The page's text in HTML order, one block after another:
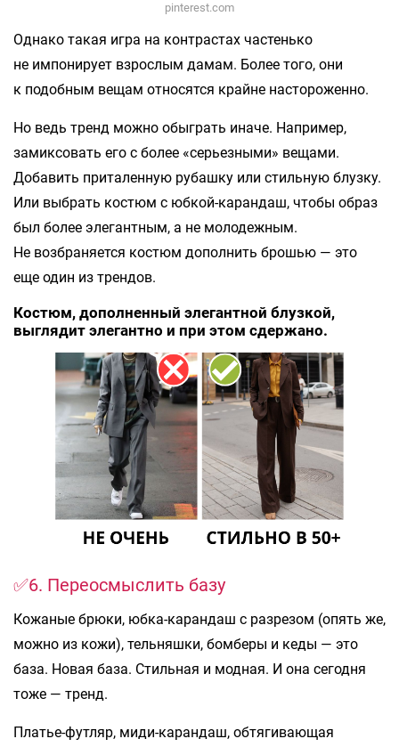
pinterest.com
Однако такая игра на контрастах частенько
не импонирует взрослым дамам. Более того, они
к подобным вещам относятся крайне настороженно.
Но ведь тренд можно обыграть иначе. Например,
замиксовать его с более «серьезными» вещами.
Добавить приталенную рубашку или стильную блузку.
Или выбрать костюм с юбкой-карандаш, чтобы образ
был более элегантным, а не молодежным.
Не возбраняется костюм дополнить брошью — это
еще один из трендов.
Костюм, дополненный элегантной блузкой,
выглядит элегантно и при этом сдержано.
✅6. Переосмыслить базу
Кожаные брюки, юбка-карандаш с разрезом (опять же,
можно из кожи), тельняшки, бомберы и кеды — это
база. Новая база. Стильная и модная. И она сегодня
тоже — тренд.
Платье-футляр, миди-карандаш, обтягивающая